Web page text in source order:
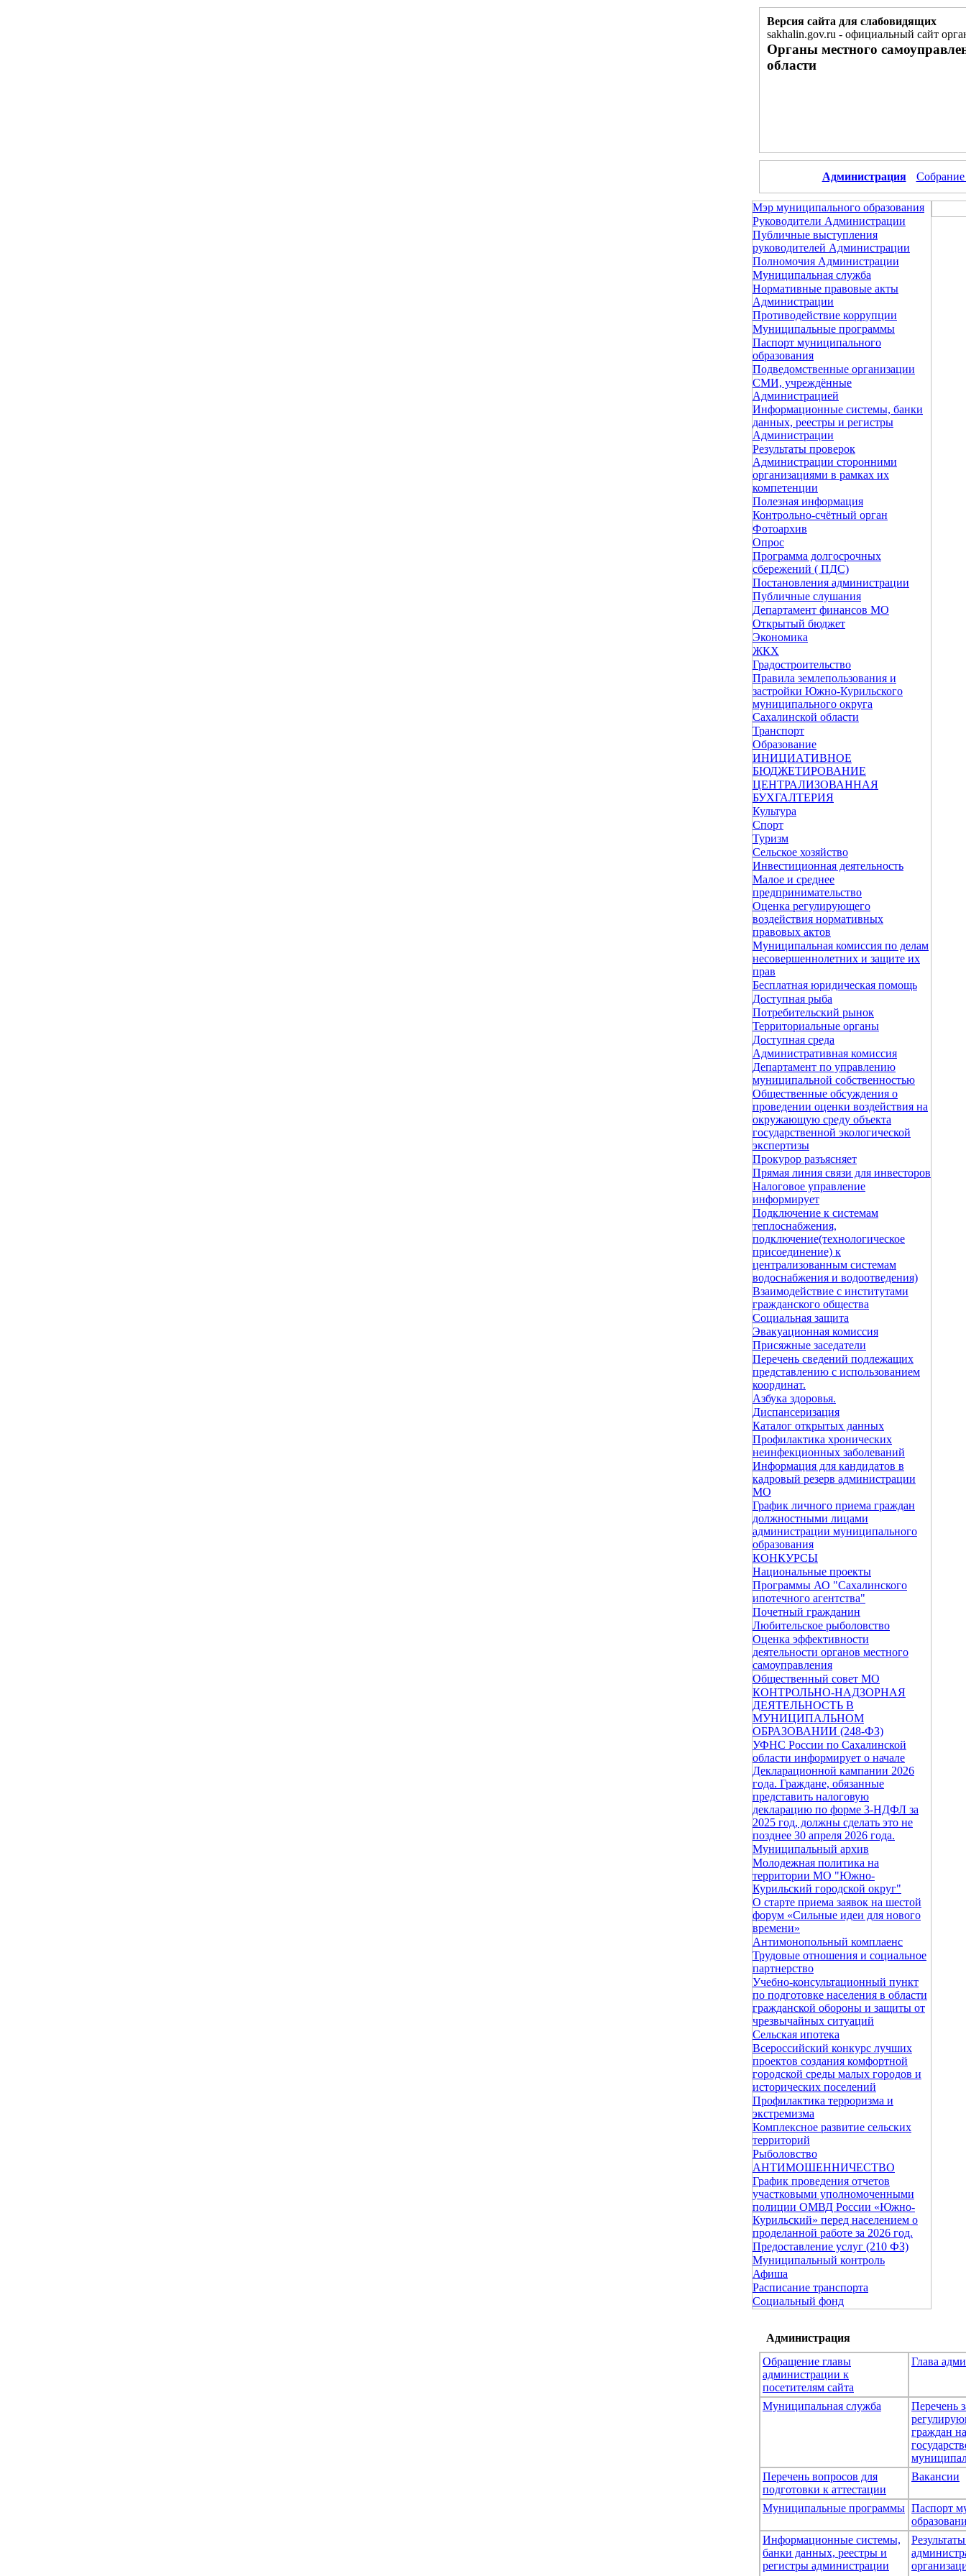
Версия сайта для слабовидящих
sakhalin.gov.ru - официальный сайт
Органы местного
области
Администрация Собрание
Мэр муниципального образования
Руководители Администрации
Публичные выступления
руководителей Администрации
Полномочия Администрации
Муниципальная служба
Нормативные правовые акты
Администрации
Противодействие коррупции
Муниципальные программы
Паспорт муниципального
образования
Подведомственные организации
СМИ, учреждённые
Администрацией
Информационные системы, банки
данных, реестры и регистры
Администрации
Результаты проверок
Администрации сторонними
организациями в рамках их
компетенции
Полезная информация
Контрольно-счётный орган
Фотоархив
Опрос
Программа долгосрочных
сбережений ( ПДС)
Постановления администрации
Публичные слушания
Департамент финансов МО
Открытый бюджет
Экономика
ЖКХ
Градостроительство
Правила землепользования и
застройки Южно-Курильского
муниципального округа
Сахалинской области
Транспорт
Образование
ИНИЦИАТИВНОЕ
БЮДЖЕТИРОВАНИЕ
ЦЕНТРАЛИЗОВАННАЯ
БУХГАЛТЕРИЯ
Культура
Спорт
Туризм
Сельское хозяйство
Инвестиционная деятельность
Малое и среднее
предпринимательство
Оценка регулирующего
воздействия нормативных
правовых актов
Муниципальная комиссия по делам
несовершеннолетних и защите их
прав
Бесплатная юридическая помощь
Доступная рыба
Потребительский рынок
Территориальные органы
Доступная среда
Административная комиссия
Департамент по управлению
муниципальной собственностью
Общественные обсуждения о
проведении оценки воздействия на
окружающую среду объекта
государственной экологической
экспертизы
Прокурор разъясняет
Прямая линия связи для инвесторов
Налоговое управление
информирует
Подключение к системам
теплоснабжения,
подключение(технологическое
присоединение) к
централизованным системам
водоснабжения и водоотведения)
Взаимодействие с институтами
гражданского общества
Социальная защита
Эвакуационная комиссия
Присяжные заседатели
Перечень сведений подлежащих
представлению с использованием
координат.
Азбука здоровья.
Диспансеризация
Каталог открытых данных
Профилактика хронических
неинфекционных заболеваний
Информация для кандидатов в
кадровый резерв администрации
МО
График личного приема граждан
должностными лицами
администрации муниципального
образования
КОНКУРСЫ
Национальные проекты
Программы АО "Сахалинского
ипотечного агентства"
Почетный гражданин
Любительское рыболовство
Оценка эффективности
деятельности органов местного
самоуправления
Общественный совет МО
КОНТРОЛЬНО-НАДЗОРНАЯ
ДЕЯТЕЛЬНОСТЬ В
МУНИЦИПАЛЬНОМ
ОБРАЗОВАНИИ (248-ФЗ)
УФНС России по Сахалинской
области информирует о начале
Декларационной кампании 2026
года. Граждане, обязанные
представить налоговую
декларацию по форме 3-НДФЛ за
2025 год, должны сделать это не
позднее 30 апреля 2026 года.
Муниципальный архив
Молодежная политика на
территории МО "Южно-
Курильский городской округ"
О старте приема заявок на шестой
форум «Сильные идеи для нового
времени»
Антимонопольный комплаенс
Трудовые отношения и социальное
партнерство
Учебно-консультационный пункт
по подготовке населения в области
гражданской обороны и защиты от
чрезвычайных ситуаций
Сельская ипотека
Всероссийский конкурс лучших
проектов создания комфортной
городской среды малых городов и
исторических поселений
Профилактика терроризма и
экстремизма
Комплексное развитие сельских
территорий
Рыболовство
АНТИМОШЕННИЧЕСТВО
График проведения отчетов
участковыми уполномоченными
полиции ОМВД России «Южно-
Курильский» перед населением о
проделанной работе за 2026 год.
Предоставление услуг (210 ФЗ)
Муниципальный контроль
Афиша
Расписание транспорта
Социальный фонд
Администрация
Обращение главы
администрации к
посетителям сайта
Глава
Муниципальная служба
Перечень
граждан на
Перечень вопросов для
подготовки к аттестации
Вакансии
Муниципальные программы Паспорт
Информационные системы,
банки данных, реестры и
регистры администрации